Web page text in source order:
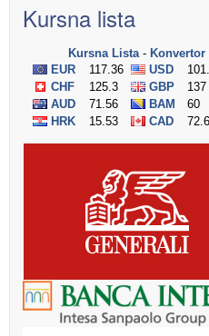
Kursna lista